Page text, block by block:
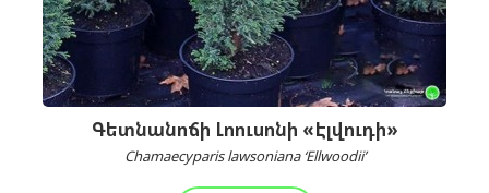
Գետնանոճի Լոուսոնի «Էլվուդի»
Chamaecyparis lawsoniana ‘Ellwoodii’